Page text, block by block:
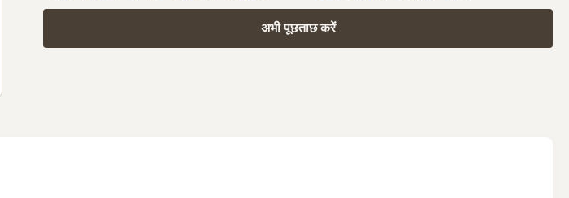
अभी पूछताछ करें